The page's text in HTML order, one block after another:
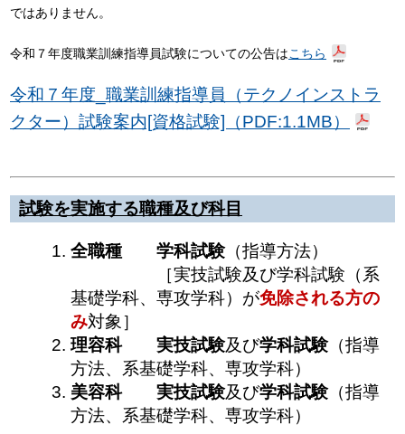
ではありません。
令和７年度職業訓練指導員試験についての公告はこちら
令和７年度_職業訓練指導員（テクノインストラ
クター）試験案内[資格試験]（PDF:1.1MB）
試験を実施する職種及び科目
全職種 学科試験（指導方法）
［実技試験及び学科試験（系
基礎学科、専攻学科）が免除される方の
み対象］
理容科
実技試験及び学科試験（指導
方法、系基礎学科、専攻学科）
美容科
実技試験及び学科試験（指導
方法、系基礎学科、専攻学科）